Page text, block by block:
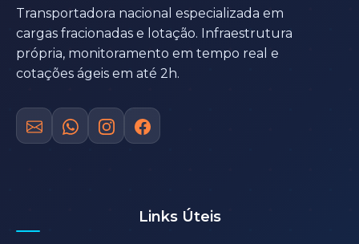
Transportadora nacional especializada em
cargas fracionadas e lotação. Infraestrutura
própria, monitoramento em tempo real e
cotações ágeis em até 2h.
Links Úteis